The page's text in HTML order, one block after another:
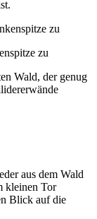
zu
Wald, der genug
aus dem Wald
kleinen Tor
Blick auf die